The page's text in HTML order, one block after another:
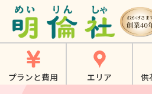
やさしい一日葬・ベ
ーシックプラン｜大
東市・寝屋川市・四
プランと費用 エリア 供